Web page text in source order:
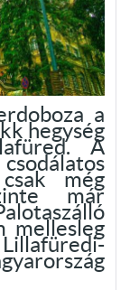
a
hegység
A
még
már
mellesleg